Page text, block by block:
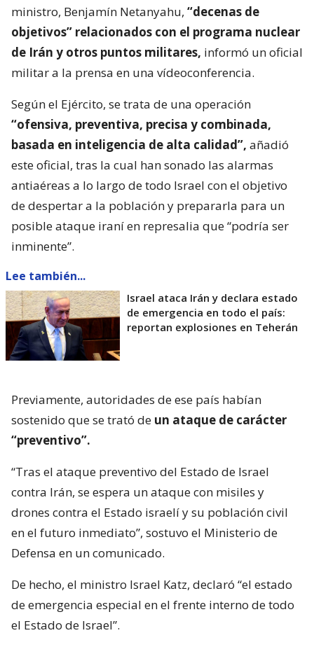
ministro, Benjamín Netanyahu, “decenas de
objetivos” relacionados con el programa nuclear
de Irán y otros puntos militares, informó un oficial
militar a la prensa en una vídeoconferencia.
Según el Ejército, se trata de una operación
“ofensiva, preventiva, precisa y combinada,
basada en inteligencia de alta calidad”, añadió
este oficial, tras la cual han sonado las alarmas
antiaéreas a lo largo de todo Israel con el objetivo
de despertar a la población y prepararla para un
posible ataque iraní en represalia que “podría ser
inminente”.
Lee también...
Israel ataca Irán y declara estado
de emergencia en todo el país:
reportan explosiones en Teherán
Previamente, autoridades de ese país habían
sostenido que se trató de un ataque de carácter
“preventivo”.
“Tras el ataque preventivo del Estado de Israel
contra Irán, se espera un ataque con misiles y
drones contra el Estado israelí y su población civil
en el futuro inmediato”, sostuvo el Ministerio de
Defensa en un comunicado.
De hecho, el ministro Israel Katz, declaró “el estado
de emergencia especial en el frente interno de todo
el Estado de Israel”.